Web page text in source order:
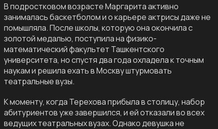
В подростковом возрасте Маргарита активно
занималась баскетболом и о карьере актрисы даже не
помышляла. После школы, которую она окончила с
золотой медалью, поступила на физико-
математический факультет Ташкентского
университета, но спустя два года охладела к точным
наукам и решила ехать в Москву штурмовать
театральные вузы.
К моменту, когда Терехова прибыла в столицу, набор
абитуриентов уже завершился, и ей отказали во всех
ведущих театральных вузах. Однако девушка не